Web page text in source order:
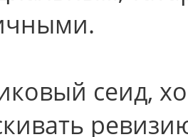
сеид,